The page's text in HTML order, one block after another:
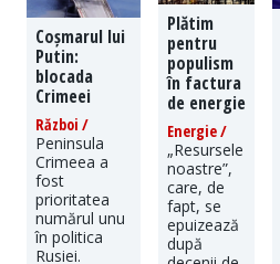
Coșmarul lui
Putin:
blocada
Crimeei
Război /
Peninsula
Crimeea a
fost
prioritatea
numărul unu
în politica
Rusiei.
Plătim
pentru
populism
în factura
de energie
Energie /
„Resursele
noastre”,
care, de
fapt, se
epuizează
după